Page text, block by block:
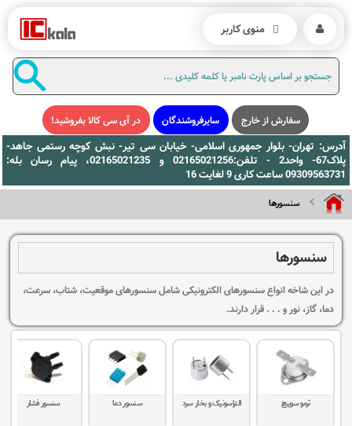
سفارش از خارج سایرفروشندگان در آی سی کالا بفروشید!
آدرس: تهران- بلوار جمهوری اسلامی- خیابان سی تیر- نبش کوچه رستمی جاهد-
پلاک67- واحد2 - تلفن:02165021256 و 02165021235، پیام رسان بله:
09309563731 ساعت کاری 9 لغایت 16
سنسورها
سنسورها
در این شاخه انواع سنسورهای الکترونیکی شامل سنسورهای موقعیت، شتاب، سرعت،
دما، گاز، نور و . . . قرار دارند.
ترمو سوییچ التراسونیک و بخار سرد سنسور دما سنسور فشار
منوی کاربر